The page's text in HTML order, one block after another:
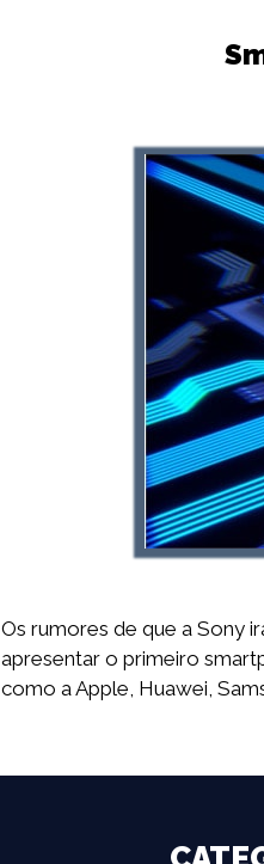
Os rumores de que a Sony
apresentar o primeiro
como a Apple, Huawei,